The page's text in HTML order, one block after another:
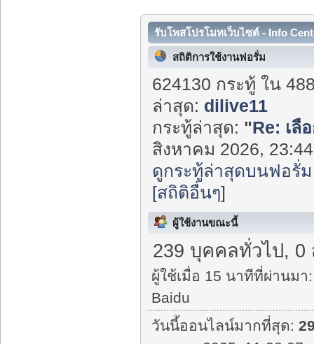
รับโพสโปรโมทเว็บไซต์ - Info
สถิติการใช้งานฟอรั่ม
624130 กระทู้ ใน
ล่าสุด: dilive11
กระทู้ล่าสุด: "Re: เลื
สิงหาคม 2026,
ดูกระทู้ล่าสุดบนฟอรั่ม
[สถิติอื่นๆ]
ผู้ใช้งานขณะนี้
239 บุคคลทั่วไป, 0
ผู้ใช้เมื่อ 15 นาทีที่ผ่านมา:
Baidu
วันนี้ออนไลน์มากที่สุด: